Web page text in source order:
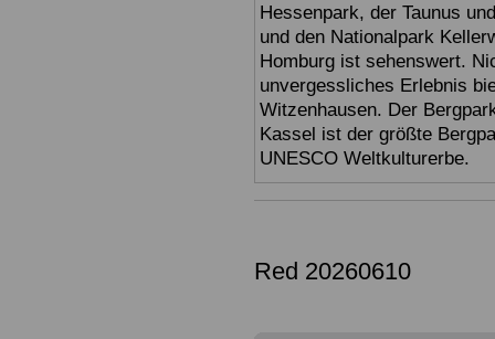
Hessenpark, der Taunus
und den Nationalpark
Homburg ist sehenswert.
unvergessliches Erlebnis
Witzenhausen. Der
Kassel ist der größte
UNESCO Weltkulturerbe.
Red 20260610